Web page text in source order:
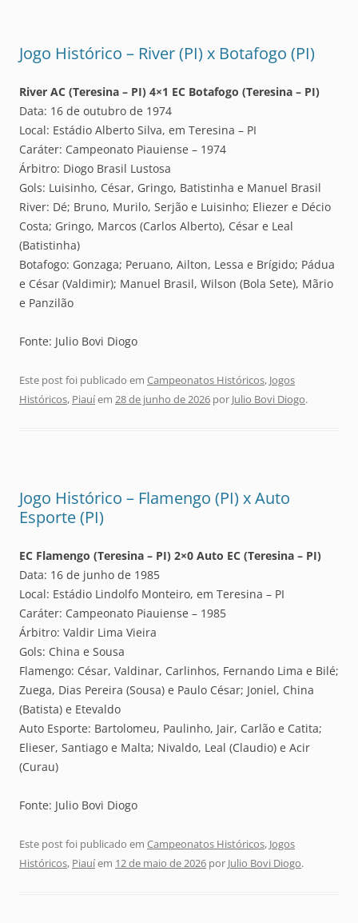
Jogo Histórico – River (PI) x Botafogo (PI)
River AC (Teresina – PI) 4×1 EC Botafogo (Teresina – PI)
Data: 16 de outubro de 1974
Local: Estádio Alberto Silva, em Teresina – PI
Caráter: Campeonato Piauiense – 1974
Árbitro: Diogo Brasil Lustosa
Gols: Luisinho, César, Gringo, Batistinha e Manuel Brasil
River: Dé; Bruno, Murilo, Serjão e Luisinho; Eliezer e Décio
Costa; Gringo, Marcos (Carlos Alberto), César e Leal
(Batistinha)
Botafogo: Gonzaga; Peruano, Ailton, Lessa e Brígido; Pádua
e César (Valdimir); Manuel Brasil, Wilson (Bola Sete), Mãrio
e Panzilão
Fonte: Julio Bovi Diogo
Este post foi publicado em Campeonatos Históricos, Jogos
Históricos, Piauíem 28 de junho de 2026 por Julio Bovi Diogo.
Jogo Histórico – Flamengo (PI) x Auto
Esporte (PI)
EC Flamengo (Teresina – PI) 2×0 Auto EC (Teresina – PI)
Data: 16 de junho de 1985
Local: Estádio Lindolfo Monteiro, em Teresina – PI
Caráter: Campeonato Piauiense – 1985
Árbitro: Valdir Lima Vieira
Gols: China e Sousa
Flamengo: César, Valdinar, Carlinhos, Fernando Lima e Bilé;
Zuega, Dias Pereira (Sousa) e Paulo César; Joniel, China
(Batista) e Etevaldo
Auto Esporte: Bartolomeu, Paulinho, Jair, Carlão e Catita;
Elieser, Santiago e Malta; Nivaldo, Leal (Claudio) e Acir
(Curau)
Fonte: Julio Bovi Diogo
Este post foi publicado em Campeonatos Históricos, Jogos
Históricos, Piauíem 12 de maio de 2026 por Julio Bovi Diogo.